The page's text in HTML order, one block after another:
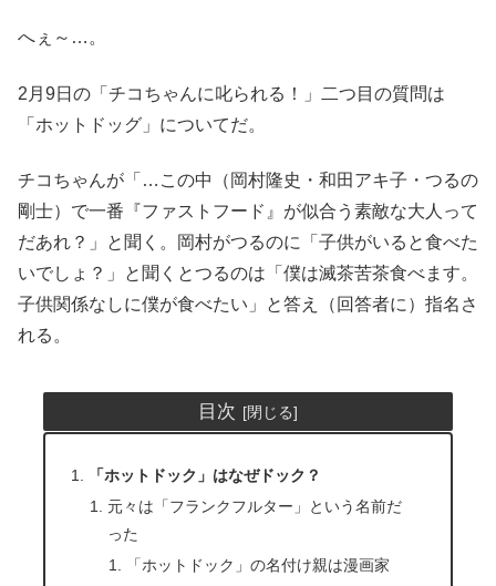
へぇ～…。
2月9日の「チコちゃんに叱られる！」二つ目の質問は
「ホットドッグ」についてだ。
チコちゃんが「…この中（岡村隆史・和田アキ子・つるの
剛士）で一番『ファストフード』が似合う素敵な大人って
だあれ？」と聞く。岡村がつるのに「子供がいると食べた
いでしょ？」と聞くとつるのは「僕は滅茶苦茶食べます。
子供関係なしに僕が食べたい」と答え（回答者に）指名さ
れる。
目次
「ホットドック」はなぜドック？
元々は「フランクフルター」という名前だ
った
「ホットドック」の名付け親は漫画家